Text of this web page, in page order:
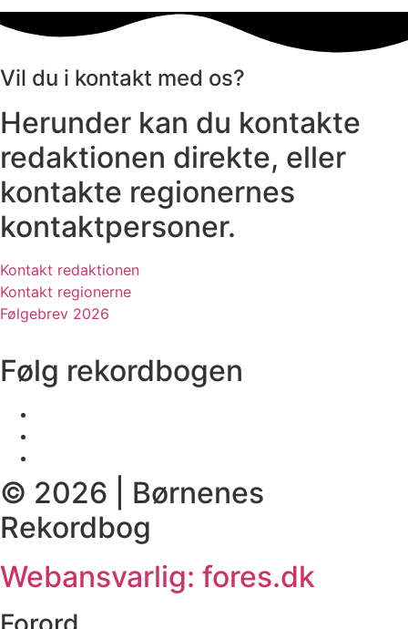
Vil du i kontakt med os?
Herunder kan du kontakte
redaktionen direkte, eller
kontakte regionernes
kontaktpersoner.
Kontakt redaktionen
Kontakt regionerne
Følgebrev 2026
Følg rekordbogen
© 2026 | Børnenes
Rekordbog
Webansvarlig: fores.dk